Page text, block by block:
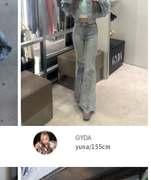
GYDA
yuna/155cm